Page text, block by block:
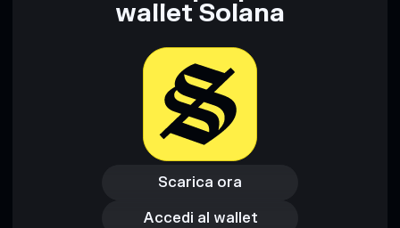
wallet Solana
Scarica ora
Scarica ora
Accedi al wallet
Accedi al wallet